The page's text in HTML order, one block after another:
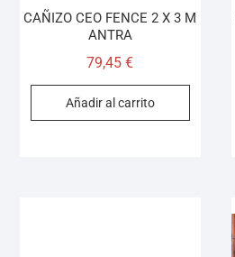
CAÑIZO CEO FENCE 2 X 3 M
ANTRA
79,45€
Añadir al carrito